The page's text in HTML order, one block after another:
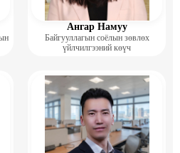
Ангар Намуу
Байгууллагын соёлын зөвлөх
үйлчилгээний көүч